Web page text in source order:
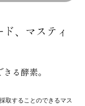
、マスティ
る酵素。
取することのできるマス